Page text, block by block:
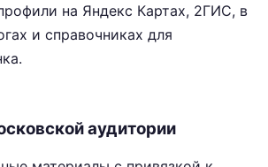
на Яндекс Картах, 2ГИС, в
и справочниках для
аудитории